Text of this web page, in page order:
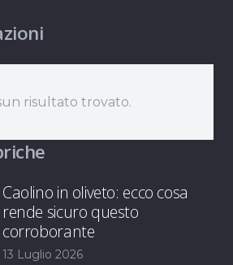
risultato trovato.
Caolino in oliveto: ecco cosa
rende sicuro questo
corroborante
13 Luglio 2026